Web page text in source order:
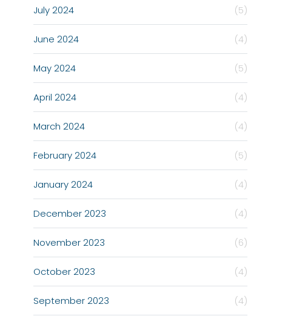
July 2024 (5)
June 2024 (4)
May 2024 (5)
April 2024 (4)
March 2024 (4)
February 2024 (5)
January 2024 (4)
December 2023 (4)
November 2023 (6)
October 2023 (4)
September 2023 (4)